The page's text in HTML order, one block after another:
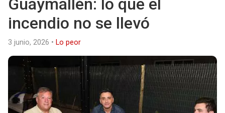
Guaymallén: lo que el
incendio no se llevó
3 junio, 2026 • Lo peor